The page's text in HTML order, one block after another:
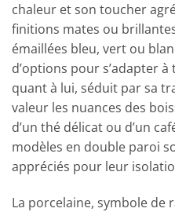
chaleur et son toucher
finitions mates ou
émaillées bleu, vert ou
d’options pour s’adapter
quant à lui, séduit par sa
valeur les nuances des
d’un thé délicat ou d’un
modèles en double paroi
appréciés pour leur
La porcelaine, symbole de